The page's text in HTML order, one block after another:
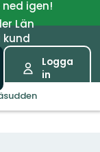
igen!
Län
kund
Logga
in